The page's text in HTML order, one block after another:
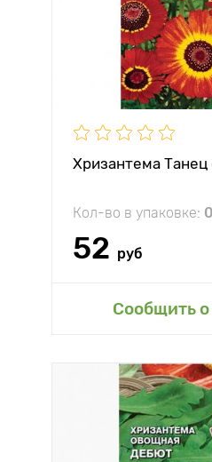
Хризантема Танец
Кол-во в упаковке:
52 руб
Сообщить